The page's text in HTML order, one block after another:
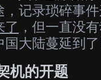
，记录琐碎事
了 ，但一直没
大陆蔓延到了
机的开题